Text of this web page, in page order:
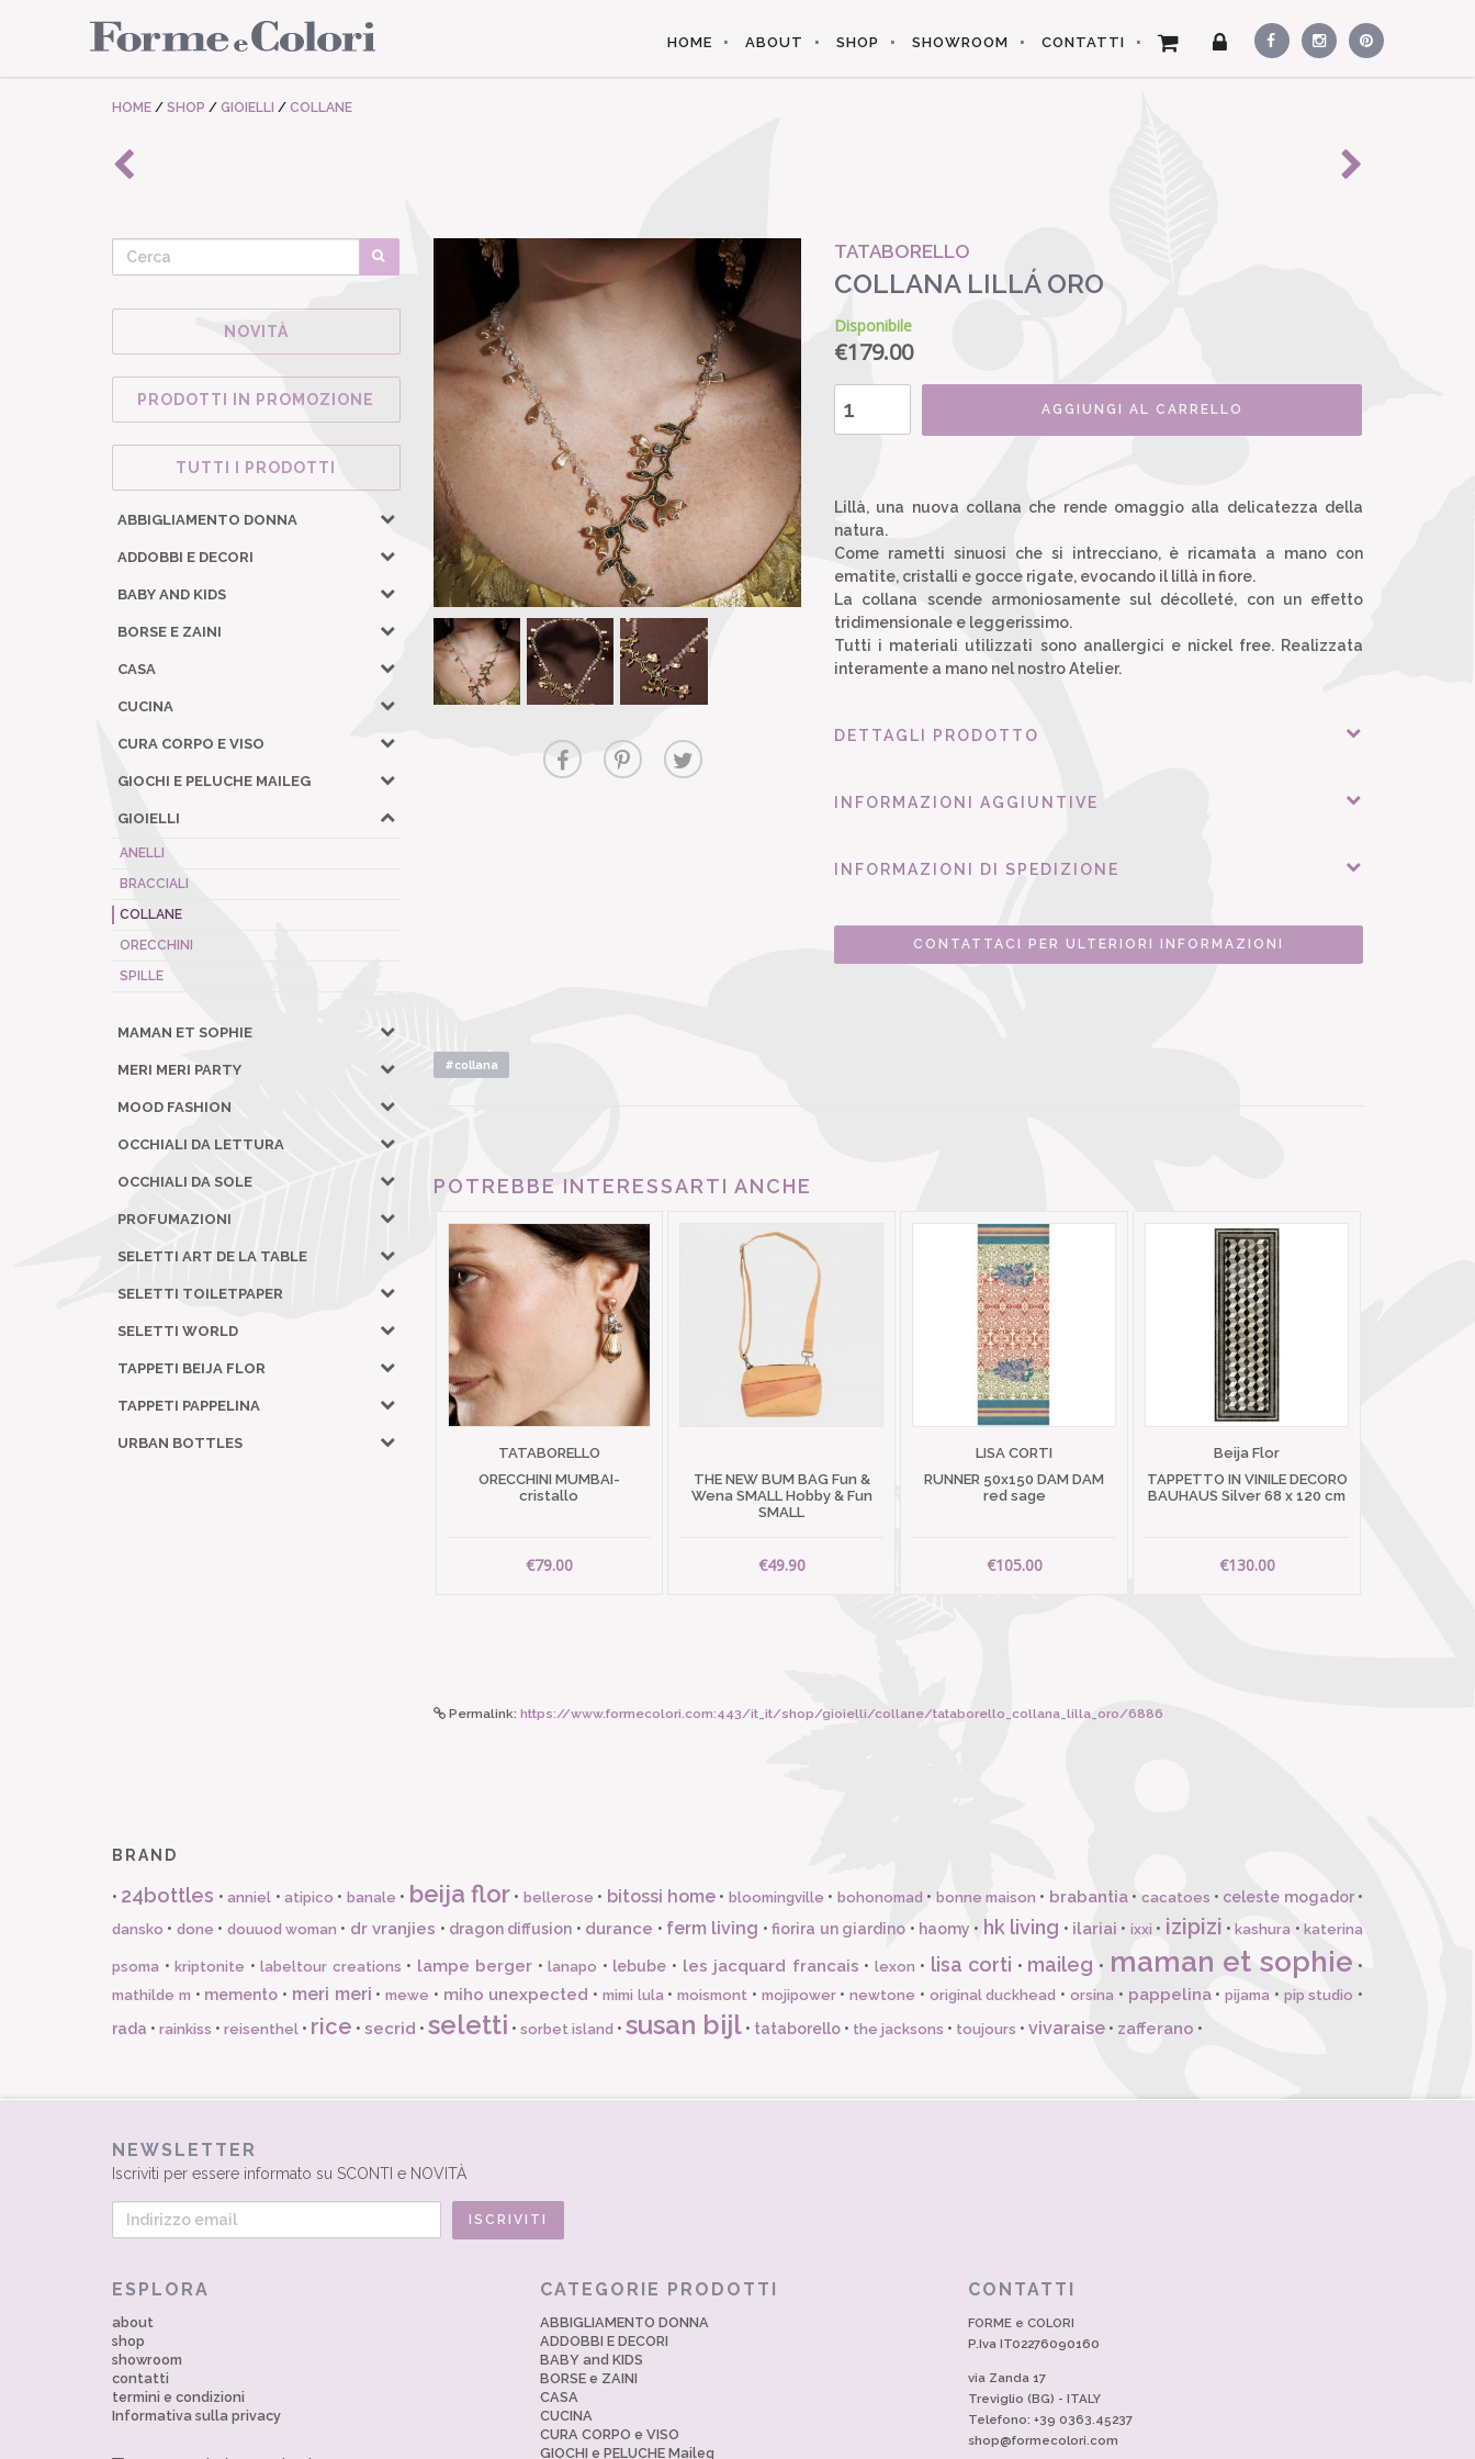
HOME ABOUT SHOP SHOWROOM CONTATTI
HOME / SHOP / GIOIELLI / COLLANE
NOVITÀ
PRODOTTI IN PROMOZIONE
TUTTI I PRODOTTI
ABBIGLIAMENTO DONNA
ADDOBBI E DECORI
BABY AND KIDS
BORSE E ZAINI
CASA
CUCINA
CURA CORPO E VISO
GIOCHI E PELUCHE MAILEG
GIOIELLI
ANELLI
BRACCIALI
COLLANE
ORECCHINI
SPILLE
MAMAN ET SOPHIE
MERI MERI PARTY
MOOD FASHION
OCCHIALI DA LETTURA
OCCHIALI DA SOLE
PROFUMAZIONI
SELETTI ART DE LA TABLE
SELETTI TOILETPAPER
SELETTI WORLD
TAPPETI BEIJA FLOR
TAPPETI PAPPELINA
URBAN BOTTLES
TATABORELLO
COLLANA LILLÁ ORO
Disponibile
€179.00
AGGIUNGI AL CARRELLO
Lillà, una nuova collana che rende omaggio alla delicatezza della
natura.
Come rametti sinuosi che si intrecciano, è ricamata a mano con
ematite, cristalli e gocce rigate, evocando il lillà in fiore.
La collana scende armoniosamente sul décolleté, con un effetto
tridimensionale e leggerissimo.
Tutti i materiali utilizzati sono anallergici e nickel free. Realizzata
interamente a mano nel nostro Atelier.
DETTAGLI PRODOTTO
INFORMAZIONI AGGIUNTIVE
INFORMAZIONI DI SPEDIZIONE
CONTATTACI PER ULTERIORI INFORMAZIONI
#collana
POTREBBE INTERESSARTI ANCHE
TATABORELLO
ORECCHINI MUMBAI-
cristallo
€79.00
THE NEW BUM BAG Fun &
Wena SMALL Hobby & Fun
SMALL
€49.90
LISA CORTI
RUNNER 50x150 DAM DAM
red sage
€105.00
Beija Flor
TAPPETTO IN VINILE DECORO
BAUHAUS Silver 68 x 120 cm
€130.00
Permalink: https://www.formecolori.com:443/it_it/shop/gioielli/collane/tataborello_collana_lilla_oro/6886
BRAND
• 24bottles •anniel •atipico • banale • beija flor • bellerose • bitossi home • bloomingville • bohonomad • bonne maison • brabantia• cacatoes • celeste mogador•
dansko • done • douuod woman • dr vranjies • dragon diffusion • durance • ferm living •fiorira un giardino • haomy • hk living • ilariai • ixxi • izipizi •kashura •katerina
psoma •kriptonite •labeltour creations • lampe berger •lanapo • lebube • les jacquard francais • lexon • lisa corti • maileg • maman et sophie •
mathilde m • memento • meri meri •mewe • miho unexpected • mimi lula •moismont • mojipower•newtone • original duckhead • orsina • pappelina•pijama • pip studio •
rada • rainkiss • reisenthel • rice • secrid • seletti • sorbet island • susan bijl • tataborello • the jacksons • toujours • vivaraise • zafferano •
NEWSLETTER
Iscriviti per essere informato su SCONTI e NOVITÀ
ESPLORA
about
shop
showroom
contatti
termini e condizioni
Informativa sulla privacy
CATEGORIE PRODOTTI
ABBIGLIAMENTO DONNA
ADDOBBI E DECORI
BABY and KIDS
BORSE e ZAINI
CASA
CUCINA
CURA CORPO e VISO
GIOCHI e PELUCHE Maileg
CONTATTI
FORME e COLORI
P.Iva IT02276090160
via Zanda 17
Treviglio (BG) - ITALY
Telefono: +39 0363.45237
shop@formecolori.com